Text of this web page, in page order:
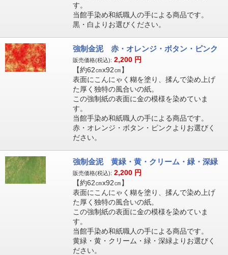
す。
当館手染め和紙職人の手による商品です。
黒・白よりお選びください。
強制金泥 赤・オレンジ・ボタン・ピンク
販売価格(税込): 2,200 円
【約62㎝x92㎝】
表面にこんにゃく糊を塗り、揉んで染め上げ
た厚く独特の風合いの紙。
この強制紙の表面に金の模様を染めていま
す。
当館手染め和紙職人の手による商品です。
赤・オレンジ・ボタン・ピンクよりお選びく
ださい。
強制金泥 黄緑・黄・クリーム・緑・深緑
販売価格(税込): 2,200 円
【約62㎝x92㎝】
表面にこんにゃく糊を塗り、揉んで染め上げ
た厚く独特の風合いの紙。
この強制紙の表面に金の模様を染めていま
す。
当館手染め和紙職人の手による商品です。
黄緑・黄・クリーム・緑・深緑よりお選びく
ださい。